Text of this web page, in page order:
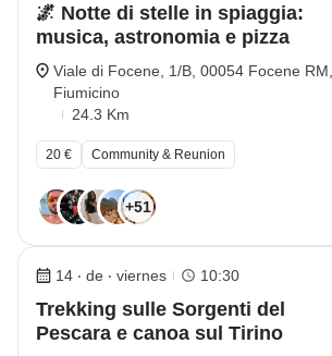
🌌 Notte di stelle in spiaggia:
musica, astronomia e pizza
Viale di Focene, 1/B, 00054 Focene RM,
Fiumicino
24.3 Km
20 € Community & Reunion
+51
14 ‧ de ‧ viernes 10:30
Trekking sulle Sorgenti del
Pescara e canoa sul Tirino